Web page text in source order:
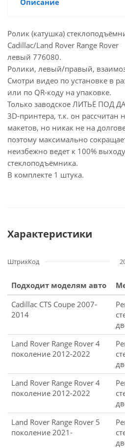
Ролик (катушка)
Cadillac/Land Rover Range Rover
левый 776080.
Ролики, левый/правый,
Смотри видео по установке в
или по QR-коду на упаковке.
Только заводское ЛИТЬЁ ПОД
3D-принтера, т.к. он рассчитан
макетов, но никак не на
поэтому максимально
неизбежно ведет к 100%
стеклоподъёмника.
В комплекте 1 штука.
Характеристики
ШтрихКод
Подходит моделям авто
Cadillac CTS Coupe 2007-
2014
Land Rover Range Rover 4
поколение 2012-2022
Land Rover Range Rover 4
поколение 2012-2022
Land Rover Range Rover 5
поколение 2021-